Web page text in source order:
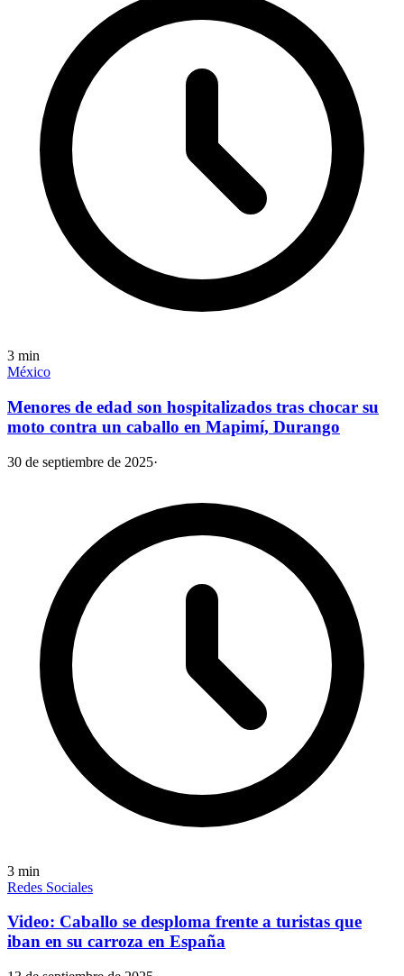
3 min
México
Menores de edad son hospitalizados tras chocar su
moto contra un caballo en Mapimí, Durango
30 de septiembre de 2025·
3 min
Redes Sociales
Video: Caballo se desploma frente a turistas que
iban en su carroza en España